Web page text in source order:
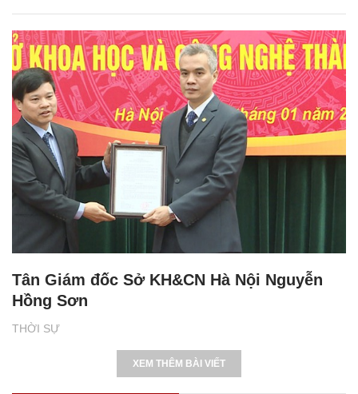
THỜI SỰ
Tân Giám đốc Sở KH&CN Hà Nội Nguyễn
Hồng Sơn
XEM THÊM BÀI VIẾT